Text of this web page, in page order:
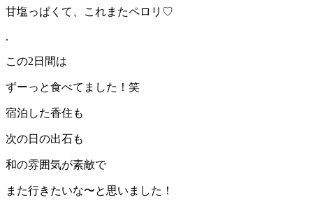
甘塩っぱくて、これまたペロリ♡
.
この2日間は
ずーっと食べてました！笑
宿泊した香住も
次の日の出石も
和の雰囲気が素敵で
また行きたいな〜と思いました！